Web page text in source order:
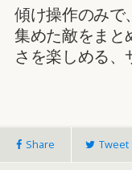
傾け操作のみで
集めた敵をまと
さを楽しめる
Share Tweet